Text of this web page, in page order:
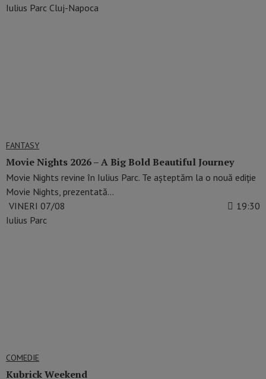
Iulius Parc Cluj-Napoca
FANTASY
Movie Nights 2026 – A Big Bold Beautiful Journey
Movie Nights revine în Iulius Parc. Te așteptăm la o nouă ediție
Movie Nights, prezentată…
VINERI 07/08
19:30
Iulius Parc
COMEDIE
Kubrick Weekend